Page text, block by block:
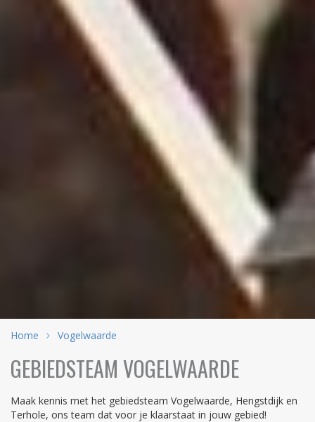
Home Vogelwaarde
GEBIEDSTEAM VOGELWAARDE
Maak kennis met het gebiedsteam Vogelwaarde, Hengstdijk en
Terhole, ons team dat voor je klaarstaat in jouw gebied!